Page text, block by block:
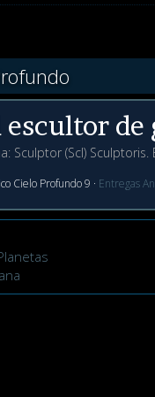
escultor de
Sculptor (Scl) Sculptoris.
Cielo Profundo 9 · Entregas